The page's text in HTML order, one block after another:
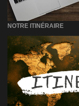
NOTRE ITINÉRAIRE